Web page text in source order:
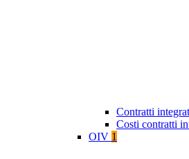
Contratti
Costi contratti
OIV 1